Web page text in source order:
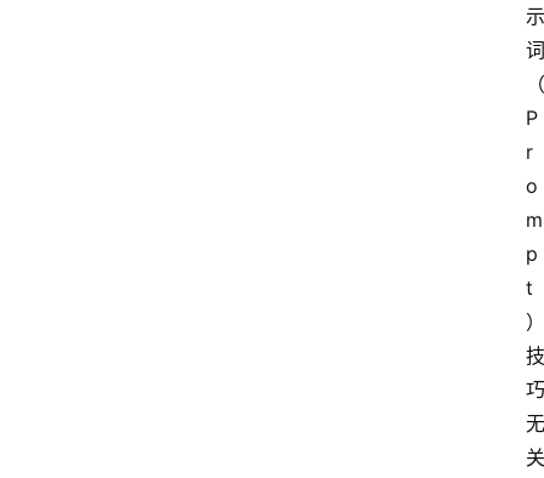
示
词
（
P
r
o
m
p
t
）
技
巧
无
关